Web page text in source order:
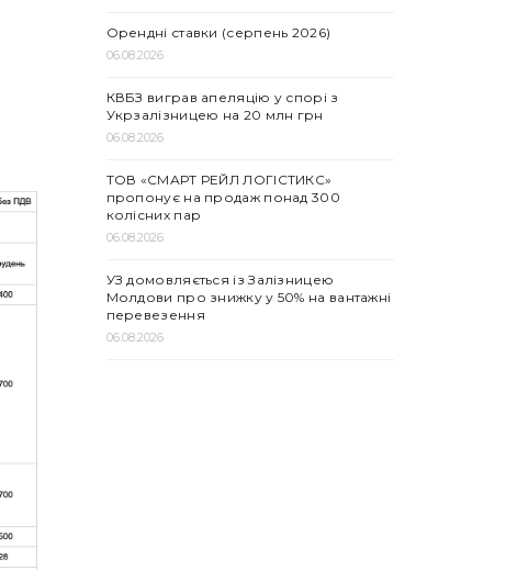
Орендні ставки (серпень 2026)
06.08.2026
КВБЗ виграв апеляцію у спорі з
Укрзалізницею на 20 млн грн
06.08.2026
ТОВ «СМАРТ РЕЙЛ ЛОГІСТИКС»
пропонує на продаж понад 300
колісних пар
06.08.2026
УЗ домовляється із Залізницею
Молдови про знижку у 50% на вантажні
перевезення
06.08.2026